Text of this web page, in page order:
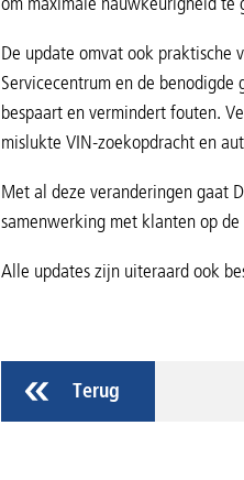
De update omvat ook
Servicecentrum en de
bespaart en vermindert fouten.
mislukte VIN-zoekopdracht en
Met al deze veranderingen gaat
samenwerking met klanten op
Alle updates zijn uiteraard ook
Terug